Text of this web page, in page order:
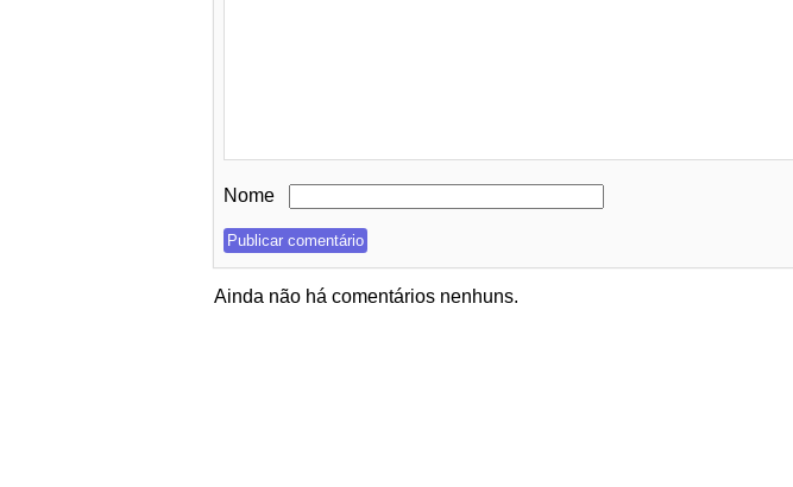
Nome
Ainda não há comentários nenhuns.